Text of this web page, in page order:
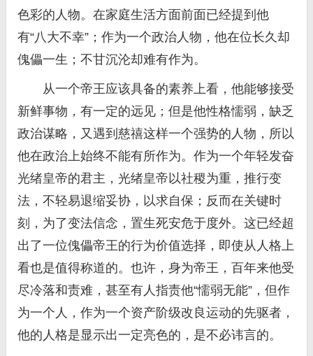
色彩的人物。在家庭生活方面前面已经提到他
有“八大不幸”；作为一个政治人物，他在位长久却
傀儡一生；不甘沉沦却难有作为。
从一个帝王应该具备的素养上看，他能够接受
新鲜事物，有一定的远见；但是他性格懦弱，缺乏
政治谋略，又遇到慈禧这样一个强势的人物，所以
他在政治上始终不能有所作为。作为一个年轻发奋
光绪皇帝的君主，光绪皇帝以社稷为重，推行变
法，不轻易退缩妥协，以求自保；反而在关键时
刻，为了变法信念，置生死安危于度外。这已经超
出了一位傀儡帝王的行为价值选择，即使从人格上
看也是值得称道的。也许，身为帝王，百年来他受
尽冷落和责难，甚至有人指责他“懦弱无能”，但作
为一个人，作为一个资产阶级改良运动的先驱者，
他的人格是显示出一定亮色的，是不必讳言的。